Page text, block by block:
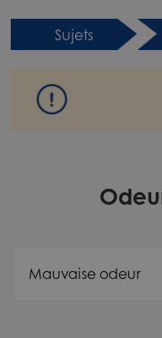
Sujets
Mauvaise odeur